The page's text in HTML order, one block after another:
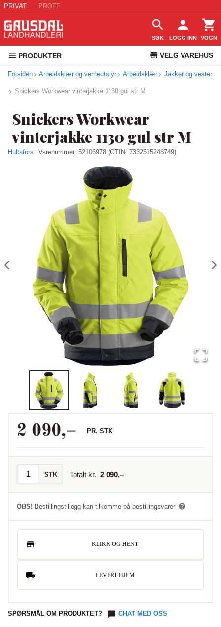
PRIVAT PROFF
SØK LOGG INN VOGN
PRODUKTER VELG VAREHUS
KUNDESERVICE
Forsiden Arbeidsklær og verneutstyr Arbeidsklær Jakker og vester
Snickers Workwear vinterjakke 1130 gul str M
Snickers Workwear
vinterjakke 1130 gul str M
Hultafors Varenummer: 52106978 (GTIN: 7332515248749)
2 090,– PR. STK
STK Totalt kr. 2 090,–
OBS! Bestillingstillegg kan tilkomme på bestillingsvarer
KLIKK OG HENT
LEVERT HJEM
SPØRSMÅL OM PRODUKTET? CHAT MED OSS